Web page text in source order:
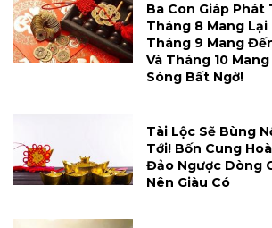
Ba Con Giáp Phát
Tháng 8 Mang Lại
Tháng 9 Mang
Và Tháng 10
Sóng Bất Ngờ!
Tài Lộc Sẽ Bùng
Tới! Bốn Cung
Đảo Ngược Dòng
Nên Giàu Có